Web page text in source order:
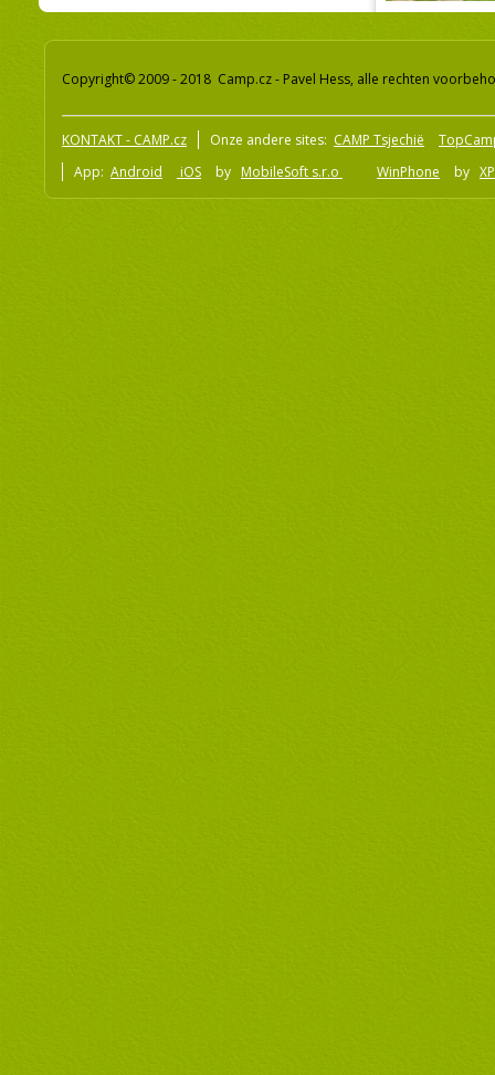
Copyright© 2009 - 2018 Camp.cz - Pavel Hess, alle rechten
KONTAKT - CAMP.cz Onze andere sites: CAMP Tsjechië
App: Android iOS by MobileSoft s.r.o WinPhone by